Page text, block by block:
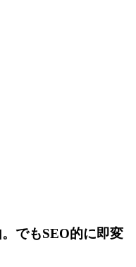
でもSEO的に即変